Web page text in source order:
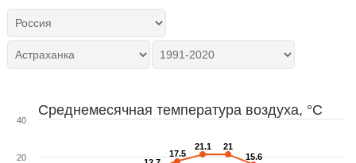
Среднемесячная температура воздуха, °C
17.5
17.5
21.1
21.1 21
21
15.6
15.6
20
40